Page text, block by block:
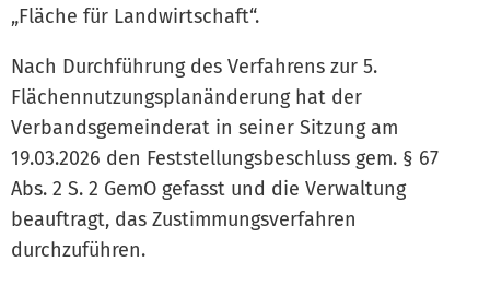
„Fläche für Landwirtschaft“.
Nach Durchführung des Verfahrens zur 5.
Flächennutzungsplanänderung hat der
Verbandsgemeinderat in seiner Sitzung am
19.03.2026 den Feststellungsbeschluss gem. § 67
Abs. 2 S. 2 GemO gefasst und die Verwaltung
beauftragt, das Zustimmungsverfahren
durchzuführen.